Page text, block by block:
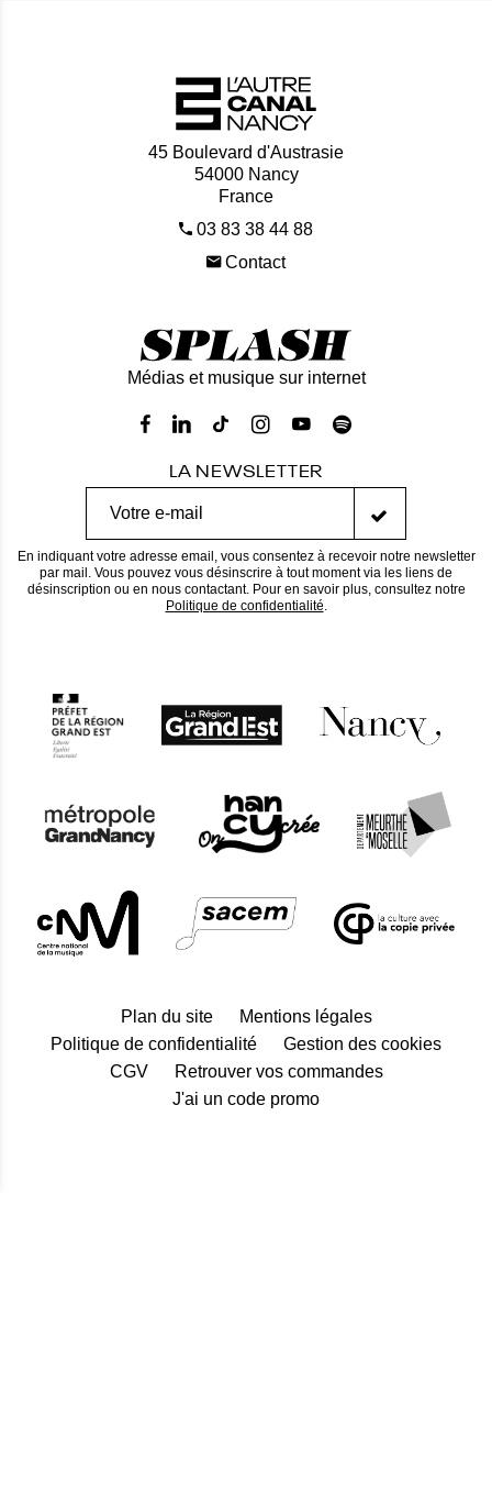
45 Boulevard d'Austrasie
54000 Nancy
France
03 83 38 44 88
Contact
Médias et musique sur internet
LA NEWSLETTER
En indiquant votre adresse email, vous consentez à recevoir notre newsletter
par mail. Vous pouvez vous désinscrire à tout moment via les liens de
désinscription ou en nous contactant. Pour en savoir plus, consultez notre
Politique de confidentialité.
Plan du site
Mentions légales
Politique de confidentialité
Gestion des cookies
CGV
Retrouver vos commandes
J'ai un code promo